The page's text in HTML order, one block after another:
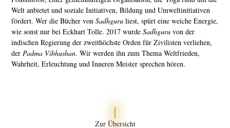
Welt anbietet und soziale Initiativen, Bildung und Umweltinitiativen
fördert. Wer die Bücher vonSadhguru liest, spürt eine weiche Energie,
wie sonst nur bei Eckhart Tolle. 2017 wurdeSadhguruvon der
indischen Regierung der zweithöchste Orden für Zivilisten verliehen,
derPadma Vibhushan.Wir werden ihn zum Thema Weltfrieden,
Wahrheit, Erleuchtung und Inneren Meister sprechen hören.
Zur Übersicht